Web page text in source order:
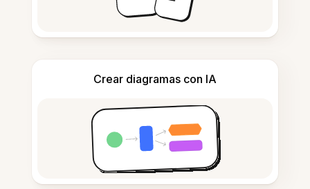
Crear diagramas con IA